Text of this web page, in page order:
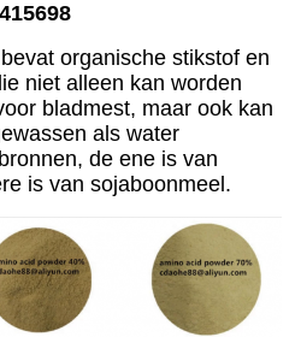
organische stikstof en
niet alleen kan worden
bladmest, maar ook kan
als water
de ene is van
is van sojaboonmeel.